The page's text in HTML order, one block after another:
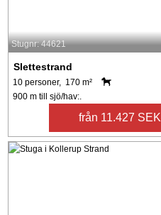
Stugnr: 44621
Slettestrand
10 personer, 170 m²
900 m till sjö/hav:.
från 11.427 SEK